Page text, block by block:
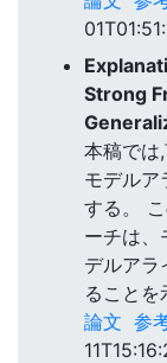
Strong
本稿では
モデルア
する。
ーチは、
デルアラ
ることを
論文 参